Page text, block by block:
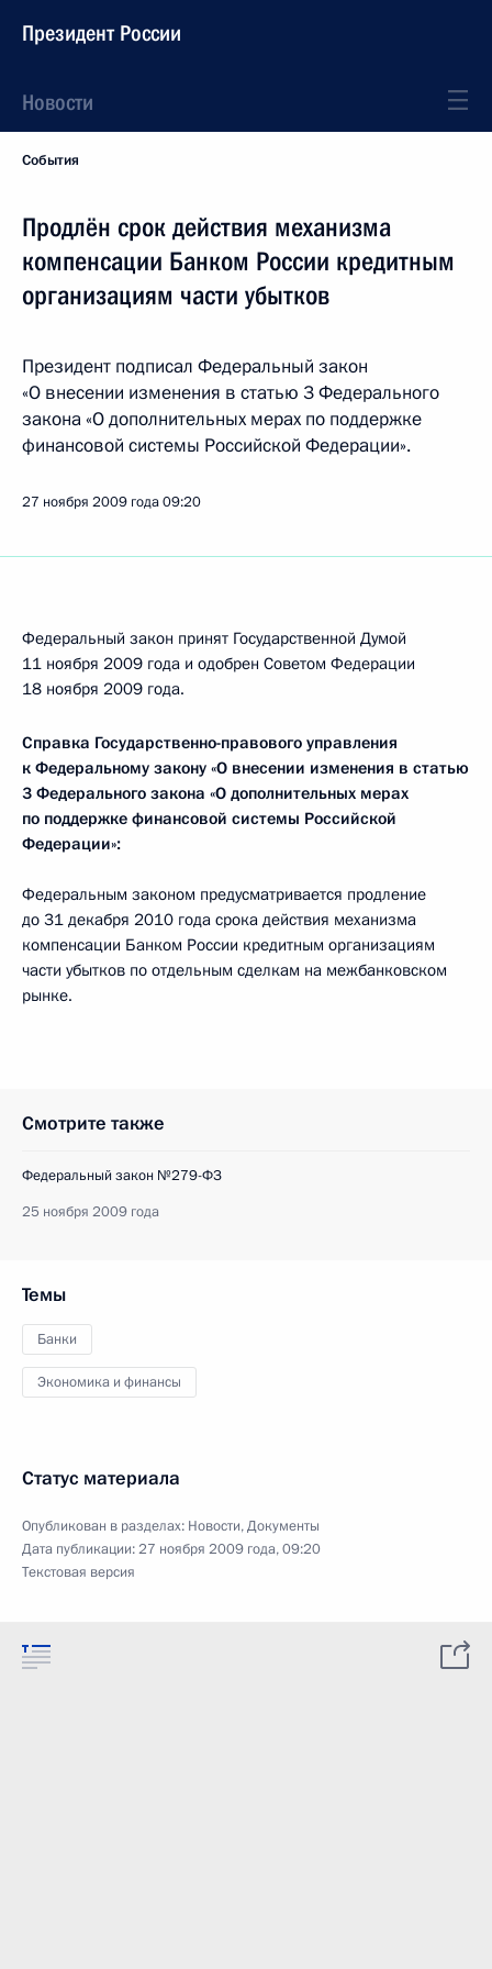
Президент России
Новости
События
Продлён срок действия механизма
компенсации Банком России кредитным
организациям части убытков
Президент подписал Федеральный закон
«О внесении изменения в статью 3 Федерального
закона «О дополнительных мерах по поддержке
финансовой системы Российской Федерации».
27 ноября 2009 года09:20
Федеральный закон принят Государственной Думой
11 ноября 2009 года и одобрен Советом Федерации
18 ноября 2009 года.
Справка Государственно-правового управления
к Федеральному закону «О внесении изменения в статью
3 Федерального закона «О дополнительных мерах
по поддержке финансовой системы Российской
Федерации»:
Федеральным законом предусматривается продление
до 31 декабря 2010 года срока действия механизма
компенсации Банком России кредитным организациям
части убытков по отдельным сделкам на межбанковском
рынке.
Смотрите также
Федеральный закон №279-ФЗ
25 ноября 2009 года
Темы
Банки
Экономика и финансы
Статус материала
Опубликован в разделах: Новости,Документы
Дата публикации:27 ноября 2009 года, 09:20
Текстовая версия